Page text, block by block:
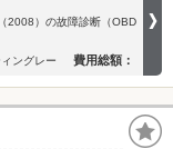
2008）の故障診断（OBD
ングレー 費用総額：